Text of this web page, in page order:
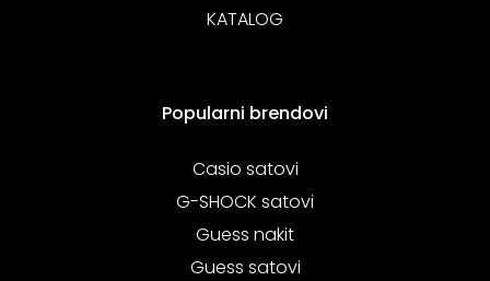
KATALOG
Popularni brendovi
Casio satovi
G-SHOCK satovi
Guess nakit
Guess satovi